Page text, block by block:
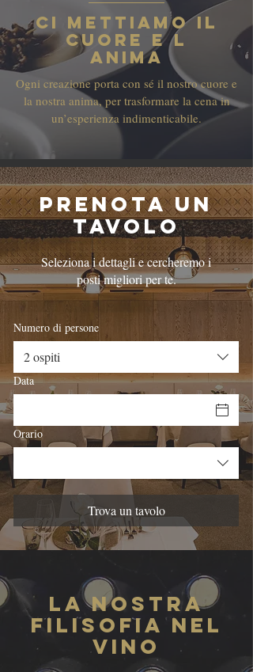
Ci mettiamo il
cuore e l
anima
Ogni creazione porta con sé il nostro cuore e
la nostra anima, per trasformare la cena in
un’esperienza indimenticabile.
Prenota un
tavolo
Seleziona i dettagli e cercheremo i
posti migliori per te.
Numero di persone
2 ospiti
Data
Orario
Trova un tavolo
la nostra
filisofia nel
vino